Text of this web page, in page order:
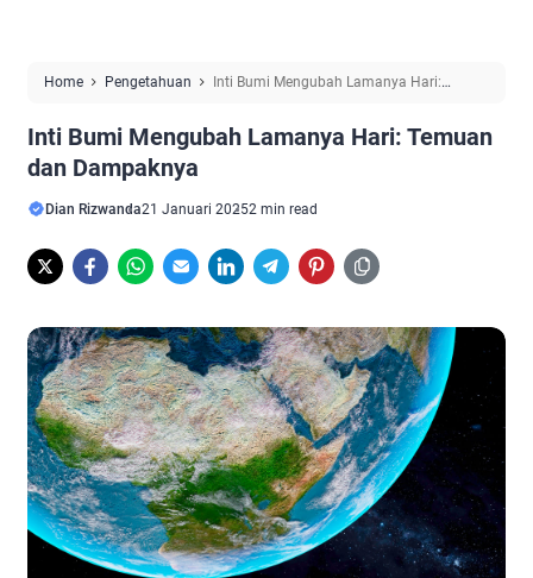
Home Pengetahuan
Inti Bumi Mengubah Lamanya Hari:
Inti Bumi Mengubah Lamanya Hari: Temuan
dan Dampaknya
Dian Rizwanda21 Januari 20252 min read